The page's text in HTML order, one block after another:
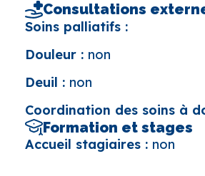
Consultations
Soins palliatifs :
Douleur : non
Deuil : non
Coordination des soins à
Formation et stages
Accueil stagiaires : non